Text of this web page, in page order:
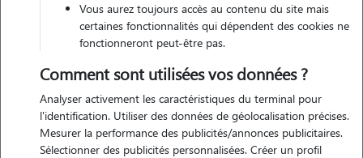
Motivation
Vous aurez toujours accès au contenu du site mais
certaines fonctionnalités qui dépendent des cookies ne
fonctionneront peut-être pas.
Comment sont utilisées vos données ?
Analyser activement les caractéristiques du terminal pour
l'identification. Utiliser des données de géolocalisation précises.
Mesurer la performance des publicités/annonces publicitaires.
Sélectionner des publicités personnalisées. Créer un profil